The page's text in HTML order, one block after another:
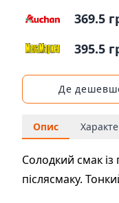
369.5
395.5
Де
Опис
Солодкий смак
післясмаку.